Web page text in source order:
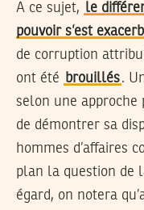
A ce sujet, le
pouvoir s’est
de corruption
ont été brouillés.
selon une approche
de démontrer sa
hommes d’affaires
plan la question de
égard, on notera